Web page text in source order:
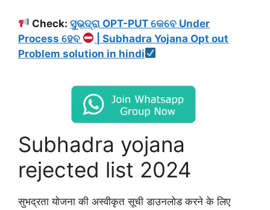
Check:ସୁଭଦ୍ରା OPT-PUT କେବେ Under
Process ହେବ
| Subhadra Yojana Opt out
Problem solution in hindi
Subhadra yojana
rejected list 2024
सुभद्रता योजना की अस्वीकृत सूची डाउनलोड करने के लिए